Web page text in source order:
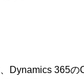
Dynamics 365